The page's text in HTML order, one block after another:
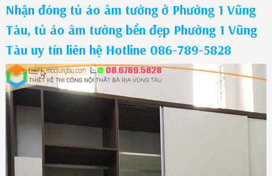
Nhận đóng tủ áo âm tường ở Phường 1 Vũng
Tàu, tủ áo âm tường bền đẹp Phường 1 Vũng
Tàu uy tín liên hệ Hotline 086-789-5828